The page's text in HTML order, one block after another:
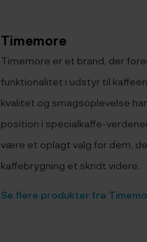
Timemore
Timemore er et brand, der
funktionalitet i udstyr til
kvalitet og smagsoplevelse
position i specialkaffe-
være et oplagt valg for dem,
kaffebrygning et skridt videre.
Se flere produkter fra